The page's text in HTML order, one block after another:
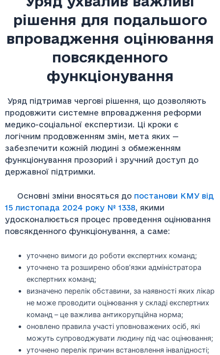
рішення для подальшого
впровадження оцінювання
повсякденного
функціонування
Уряд підтримав чергові рішення, що дозволяють
продовжити системне впровадження реформи
медико-соціальної експертизи. Ці кроки є
логічним продовженням змін, мета яких —
забезпечити кожній людині з обмеженням
функціонування прозорий і зручний доступ до
державної підтримки.
Основні зміни вносяться до постанови КМУ від
15 листопада 2024 року № 1338, якими
удосконалюється процес проведення оцінювання
повсякденного функціонування, а саме:
уточнено вимоги до роботи експертних команд;
уточнено та розширено обов’язки адміністратора
експертних команд;
визначено перелік обставини, за наявності яких лікар
не може проводити оцінювання у складі експертних
команд – це важлива антикорупційна норма;
оновлено правила участі уповноважених осіб, які
можуть супроводжувати людину під час оцінювання;
уточнено перелік причин встановлення інвалідності;